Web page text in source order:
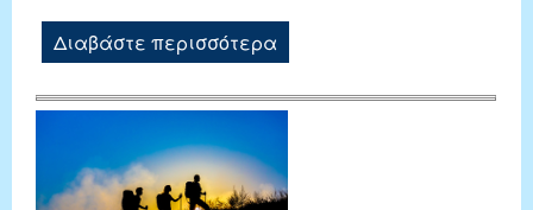
Διαβάστε περισσότερα